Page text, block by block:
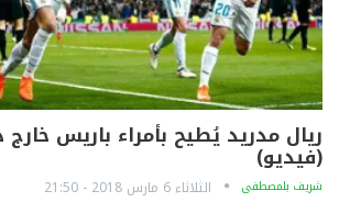
ريال مدريد يُطيح بأمراء باريس خارج
(فيديو)
شريف بلمصطفى الثلاثاء 6 مارس 2018 - 21:50